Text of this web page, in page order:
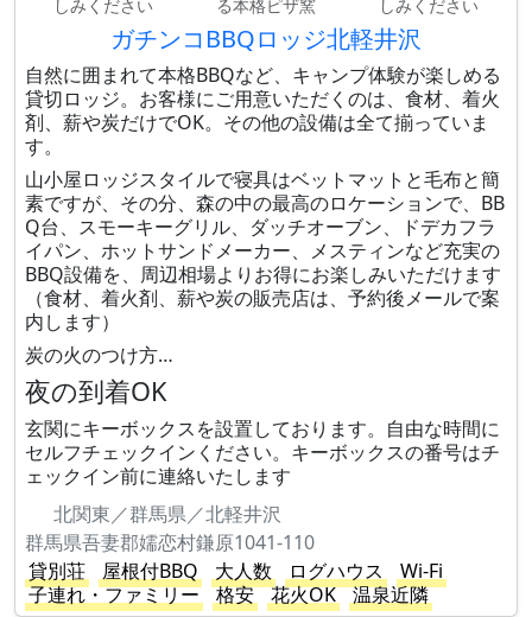
しみください
る本格ピザ窯
しみください
ガチンコBBQロッジ北軽井沢
自然に囲まれて本格BBQなど、キャンプ体験が楽しめる
貸切ロッジ。お客様にご用意いただくのは、食材、着火
剤、薪や炭だけでOK。その他の設備は全て揃っていま
す。
山小屋ロッジスタイルで寝具はベットマットと毛布と簡
素ですが、その分、森の中の最高のロケーションで、BB
Q台、スモーキーグリル、ダッチオーブン、ドデカフラ
イパン、ホットサンドメーカー、メスティンなど充実の
BBQ設備を、周辺相場よりお得にお楽しみいただけます
（食材、着火剤、薪や炭の販売店は、予約後メールで案
内します）
炭の火のつけ方…
夜の到着OK
玄関にキーボックスを設置しております。自由な時間に
セルフチェックインください。キーボックスの番号はチ
ェックイン前に連絡いたします
北関東／群馬県／北軽井沢
群馬県吾妻郡嬬恋村鎌原1041-110
貸別荘
屋根付BBQ 大人数 ログハウス
Wi-Fi
子連れ・ファミリー
格安 花火OK
温泉近隣